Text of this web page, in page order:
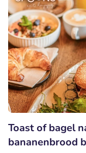
Toast of bagel
bananenbrood